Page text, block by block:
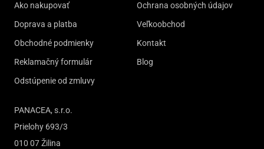
Ako nakupovať
Doprava a platba
Obchodné podmienky
Reklamačný formulár
Odstúpenie od zmluvy
Ochrana osobných údajov
Veľkoobchod
Kontakt
Blog
PANACEA, s.r.o.
Prielohy 693/3
010 07 Žilina